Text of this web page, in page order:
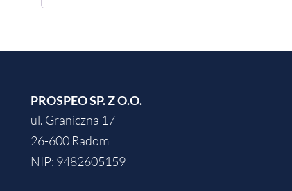
PROSPEO SP. Z O.O.
ul. Graniczna 17
26-600 Radom
NIP: 9482605159